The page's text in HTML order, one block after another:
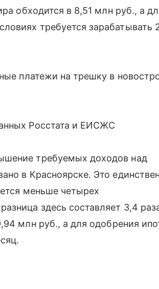
обходится в 8,51 млн руб., а
требуется зарабатывать
платежи на трешку в
Росстата и ЕИСЖС
требуемых доходов над
в Красноярске. Это
меньше четырех
здесь составляет 3,4
млн руб., а для одобрения